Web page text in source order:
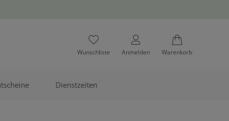
Wunschliste Anmelden Warenkorb
Dienstzeiten